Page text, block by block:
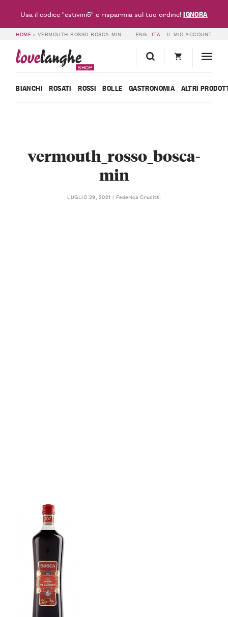
HOME » VERMOUTH_ROSSO_BOSCA-MIN ENG ITA IL MIO ACCOUNT
lovelanghe
SHOP
BIANCHI ROSATI ROSSI BOLLE GASTRONOMIA ALTRI
vermouth_rosso_bosca-
min
LUGLIO 29, 2021 Federica Crucitti
Usa il codice "estivini5" e risparmia sul tuo ordine!IGNORA